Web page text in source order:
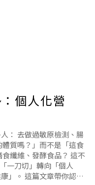
什麼？ 要理解為什麼它
職。 蛋白粉 —— 肌肉修
供的是氨基酸，也就是
蓋房子的磚塊：運動後
個人化營
： 去做過敏原檢測、腸
質嗎？」而不是「這食
纖維、發酵食品？ 這不
一刀切」轉向「個人
」。 這篇文章帶你認識